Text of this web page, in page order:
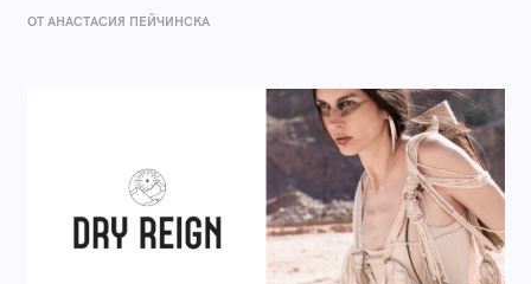
ОТ AНАСТАСИЯ ПЕЙЧИНСКА